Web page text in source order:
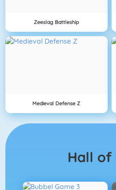
Zeeslag Battleship
Medieval Defense Z
Hall of